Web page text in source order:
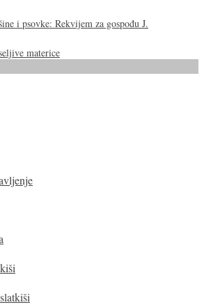
i psovke: Rekvijem za gospođu J.
materice